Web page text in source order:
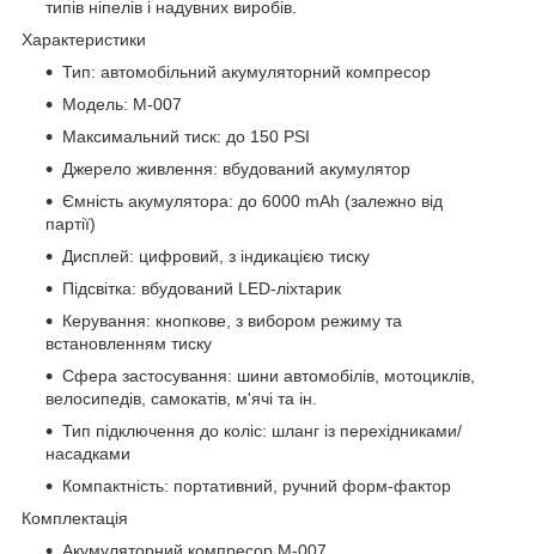
типів ніпелів і надувних виробів.
Характеристики
Тип: автомобільний акумуляторний компресор
Модель: М-007
Максимальний тиск: до 150 PSI
Джерело живлення: вбудований акумулятор
Ємність акумулятора: до 6000 mAh (залежно від
партії)
Дисплей: цифровий, з індикацією тиску
Підсвітка: вбудований LED-ліхтарик
Керування: кнопкове, з вибором режиму та
встановленням тиску
Сфера застосування: шини автомобілів, мотоциклів,
велосипедів, самокатів, м'ячі та ін.
Тип підключення до коліс: шланг із перехідниками/
насадками
Компактність: портативний, ручний форм-фактор
Комплектація
Акумуляторний компресор М-007